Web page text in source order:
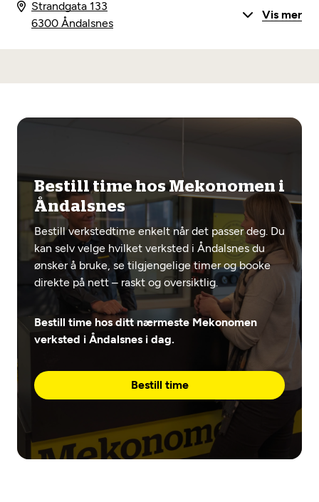
Strandgata 133
6300 Åndalsnes
Vis mer
Bestill time hos Mekonomen i
Åndalsnes
Bestill verkstedtime enkelt når det passer deg. Du
kan selv velge hvilket verksted i Åndalsnes du
ønsker å bruke, se tilgjengelige timer og booke
direkte på nett – raskt og oversiktlig.
Bestill time hos ditt nærmeste Mekonomen
verksted i Åndalsnes i dag.
Bestill time